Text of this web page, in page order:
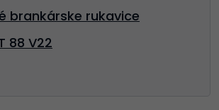
brankárske rukavice
88 V22